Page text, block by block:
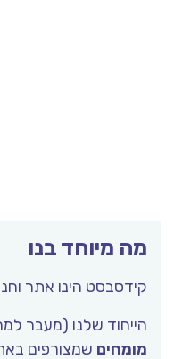
מה מיוחד בנו
קידסבסט הינו אתר
הייחוד שלנו (מעבר
מומחים שמצורפים